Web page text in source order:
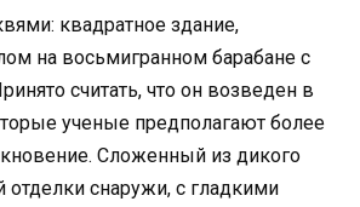
квадратное здание,
на восьмигранном барабане с
считать, что он возведен в
ученые предполагают более
Сложенный из дикого
отделки снаружи, с гладкими